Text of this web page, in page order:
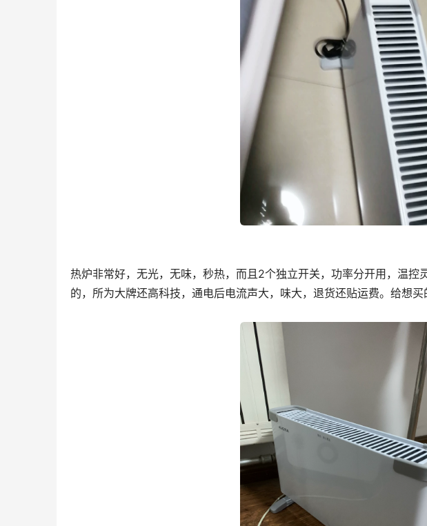
热炉非常好，无光，无味，秒热，而且2个独立开关，功率分开用，温
的，所为大牌还高科技，通电后电流声大，味大，退货还贴运费。给想买